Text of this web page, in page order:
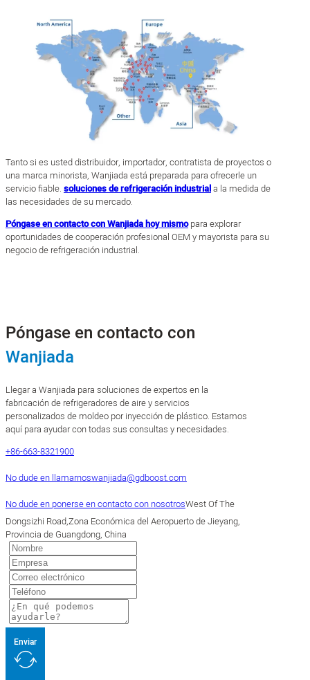
Tanto si es usted distribuidor, importador, contratista de proyectos o
una marca minorista, Wanjiada está preparada para ofrecerle un
servicio fiable. soluciones de refrigeración industriala la medida de
las necesidades de su mercado.
Póngase en contacto con Wanjiada hoy mismopara explorar
oportunidades de cooperación profesional OEM y mayorista para su
negocio de refrigeración industrial.
Póngase en contacto con
Wanjiada
Llegar a Wanjiada para soluciones de expertos en la
fabricación de refrigeradores de aire y servicios
personalizados de moldeo por inyección de plástico. Estamos
aquí para ayudar con todas sus consultas y necesidades.
+86-663-8321900
No dude en llamarnoswanjiada@gdboost.com
No dude en ponerse en contacto con nosotrosWest Of The
Dongsizhi Road,Zona Económica del Aeropuerto de Jieyang,
Provincia de Guangdong, China
Enviar